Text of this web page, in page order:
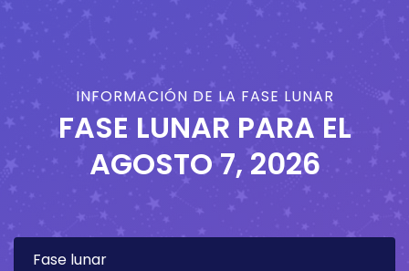
INFORMACIÓN DE LA FASE LUNAR
FASE LUNAR PARA EL
AGOSTO 7, 2026
Fase lunar